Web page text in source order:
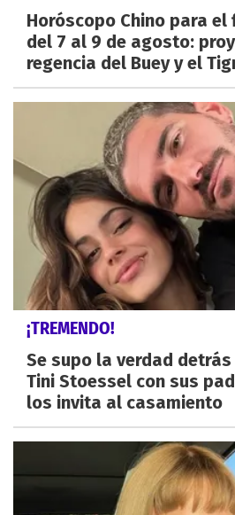
Horóscopo Chino para el
del 7 al 9 de agosto:
regencia del Buey y el
¡TREMENDO!
Se supo la verdad
Tini Stoessel con sus
los invita al casamiento